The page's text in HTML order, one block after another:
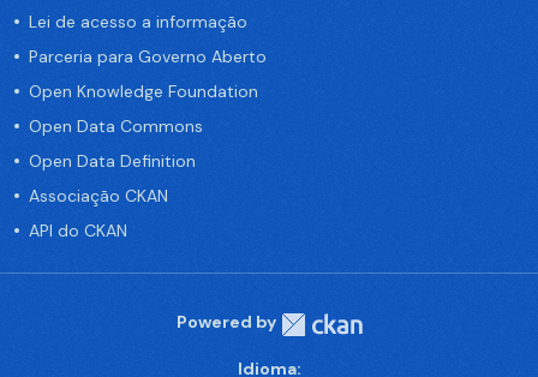
Lei de acesso a informação
Parceria para Governo Aberto
Open Knowledge Foundation
Open Data Commons
Open Data Definition
Associação CKAN
API do CKAN
Powered by
Idioma